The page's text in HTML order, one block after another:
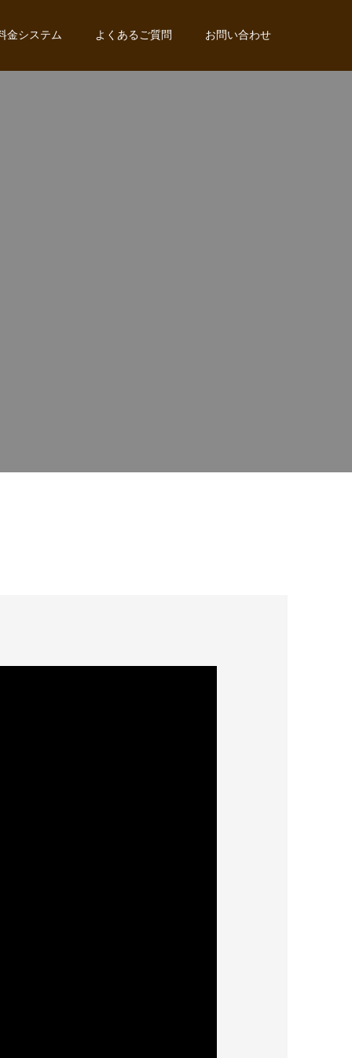
金システム よくあるご質問 お問い合わせ